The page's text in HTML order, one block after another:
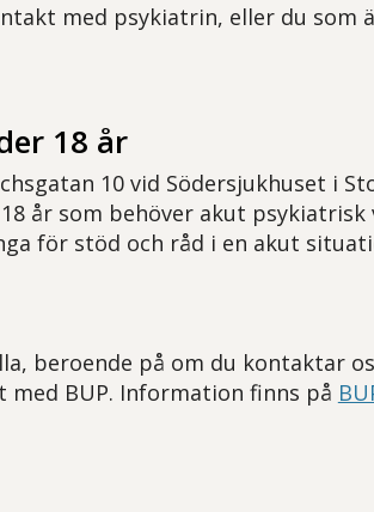
med psykiatrin, eller du som
18 år
10 vid Södersjukhuset i
år som behöver akut psykiatrisk
för stöd och råd i en akut
beroende på om du kontaktar
med BUP. Information finns på